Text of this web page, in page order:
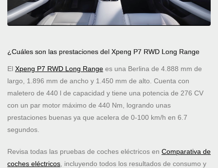
¿Cuáles son las prestaciones del Xpeng P7 RWD Long Range
El Xpeng P7 RWD Long Range es una Berlina de 4.888 mm de
largo, 1.896 mm de ancho y 1.450 mm de alto. Cuenta con
maletero de 440 l de capacidad y tiene una potencia de 276 CV
con un par motor máximo de 440 Nm, logrando unas
prestaciones buenas ya que acelera de 0-100 km/h en 6.7
segundos.
Revisa todas las pruebas de coches eléctricos en Comparativa de
coches eléctricos , incluyendo todos los resultados de consumo y